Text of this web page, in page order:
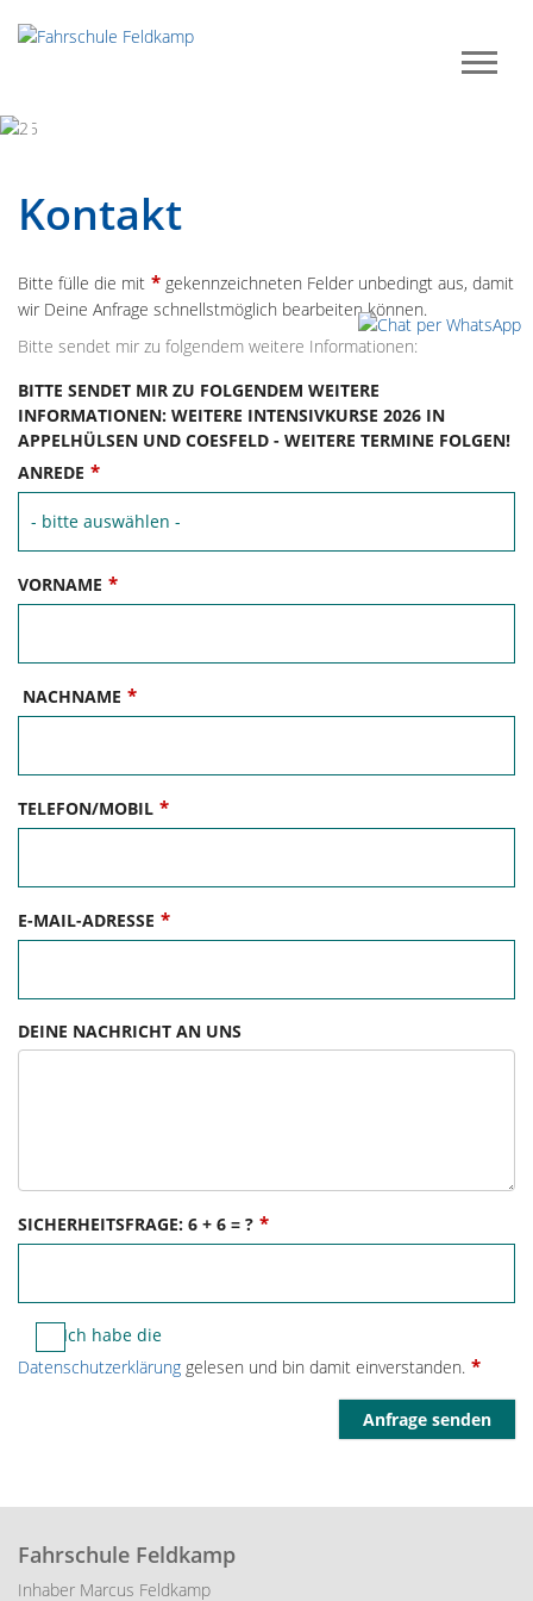
Kontakt
Bitte fülle die mit * gekennzeichneten Felder unbedingt aus, damit
wir Deine Anfrage schnellstmöglich bearbeiten können.
Bitte sendet mir zu folgendem weitere Informationen:
BITTE SENDET MIR ZU FOLGENDEM WEITERE
INFORMATIONEN: WEITERE INTENSIVKURSE 2026 IN
APPELHÜLSEN UND COESFELD - WEITERE TERMINE FOLGEN!
ANREDE *
VORNAME *
NACHNAME *
TELEFON/MOBIL *
E-MAIL-ADRESSE *
DEINE NACHRICHT AN UNS
SICHERHEITSFRAGE: 6 + 6 = ? *
Ich habe die
Datenschutzerklärung gelesen und bin damit einverstanden. *
Fahrschule Feldkamp
Inhaber Marcus Feldkamp